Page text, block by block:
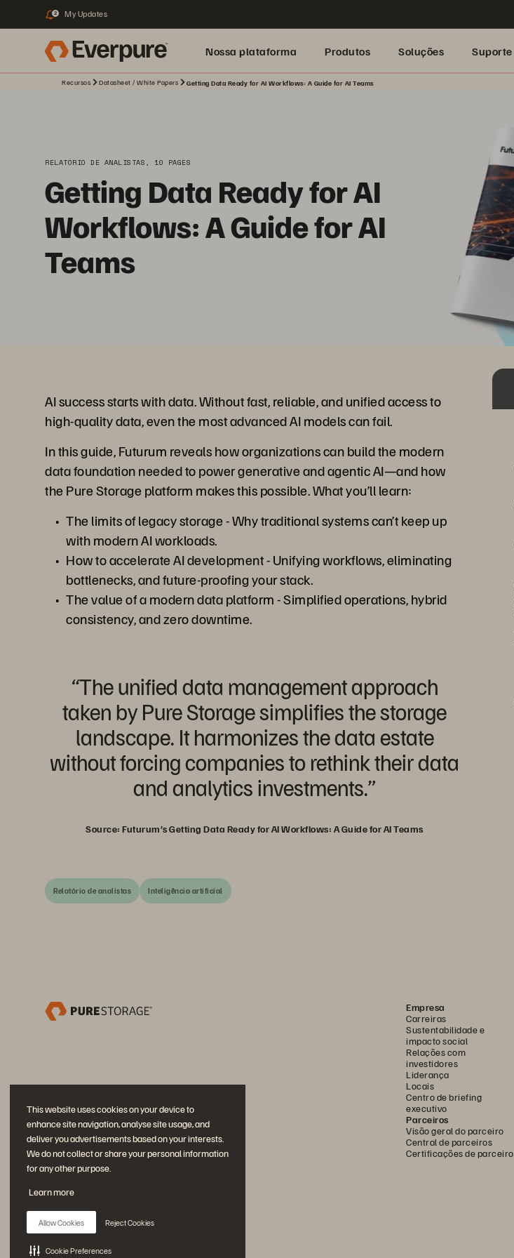
This website uses cookies on your device to
enhance site navigation, analyse site usage, and
deliver you advertisements based on your interests.
We do not collect or share your personal information
for any other purpose.
Learn more
Allow Cookies Reject Cookies
Cookie Preferences
2 My Updates
Nossa plataforma Produtos Soluções Suporte
Recursos Datasheet / White Papers Getting Data Ready for AI Workflows: A Guide for AI Teams
RELATÓRIO DE ANALISTAS, 10 PAGES
Getting Data Ready for AI
Workflows: A Guide for AI
Teams
AI success starts with data. Without fast, reliable, and unified access to
high-quality data, even the most advanced AI models can fail.
In this guide, Futurum reveals how organizations can build the modern
data foundation needed to power generative and agentic AI—and how
the Pure Storage platform makes this possible. What you’ll learn:
The limits of legacy storage - Why traditional systems can’t keep up
with modern AI workloads.
How to accelerate AI development - Unifying workflows, eliminating
bottlenecks, and future-proofing your stack.
The value of a modern data platform - Simplified operations, hybrid
consistency, and zero downtime.
“The unified data management approach
taken by Pure Storage simplifies the storage
landscape. It harmonizes the data estate
without forcing companies to rethink their data
and analytics investments.”
Source: Futurum’s Getting Data Ready for AI Workflows: A Guide for AI Teams
Relatório de analistas Inteligência artificial
Empresa
Carreiras
Sustentabilidade e
impacto social
Relações com
investidores
Liderança
Locais
Centro de briefing
executivo
Parceiros
Visão geral do parceiro
Central de parceiros
Certificações de parceiro
Participe da conversa